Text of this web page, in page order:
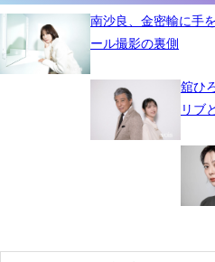
南沙良、金密輸に手
ール撮影の裏側
舘ひ
リブ